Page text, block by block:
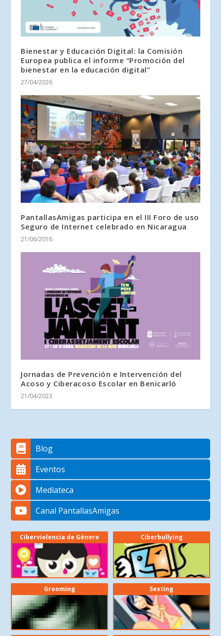
Bienestar y Educación Digital: la Comisión
Europea publica el informe “Promoción del
bienestar en la educación digital”
27/04/2026
PantallasAmigas participa en el III Foro de uso
Seguro de Internet celebrado en Nicaragua
21/06/2016
Jornadas de Prevención e Intervención del
Acoso y Ciberacoso Escolar en Benicarló
21/04/2023
Blog
Eventos
Mediateca
Canal PantallasAmigas
Ciberviolencia de Género Ciberbullying
Grooming Sexting